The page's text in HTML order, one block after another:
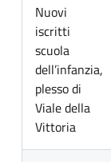
Nuovi
iscritti
scuola
dell’infanzia,
plesso di
Viale della
Vittoria